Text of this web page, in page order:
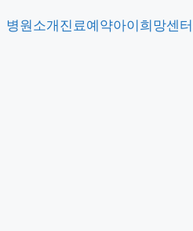
병원소개 진료예약아이희망센터